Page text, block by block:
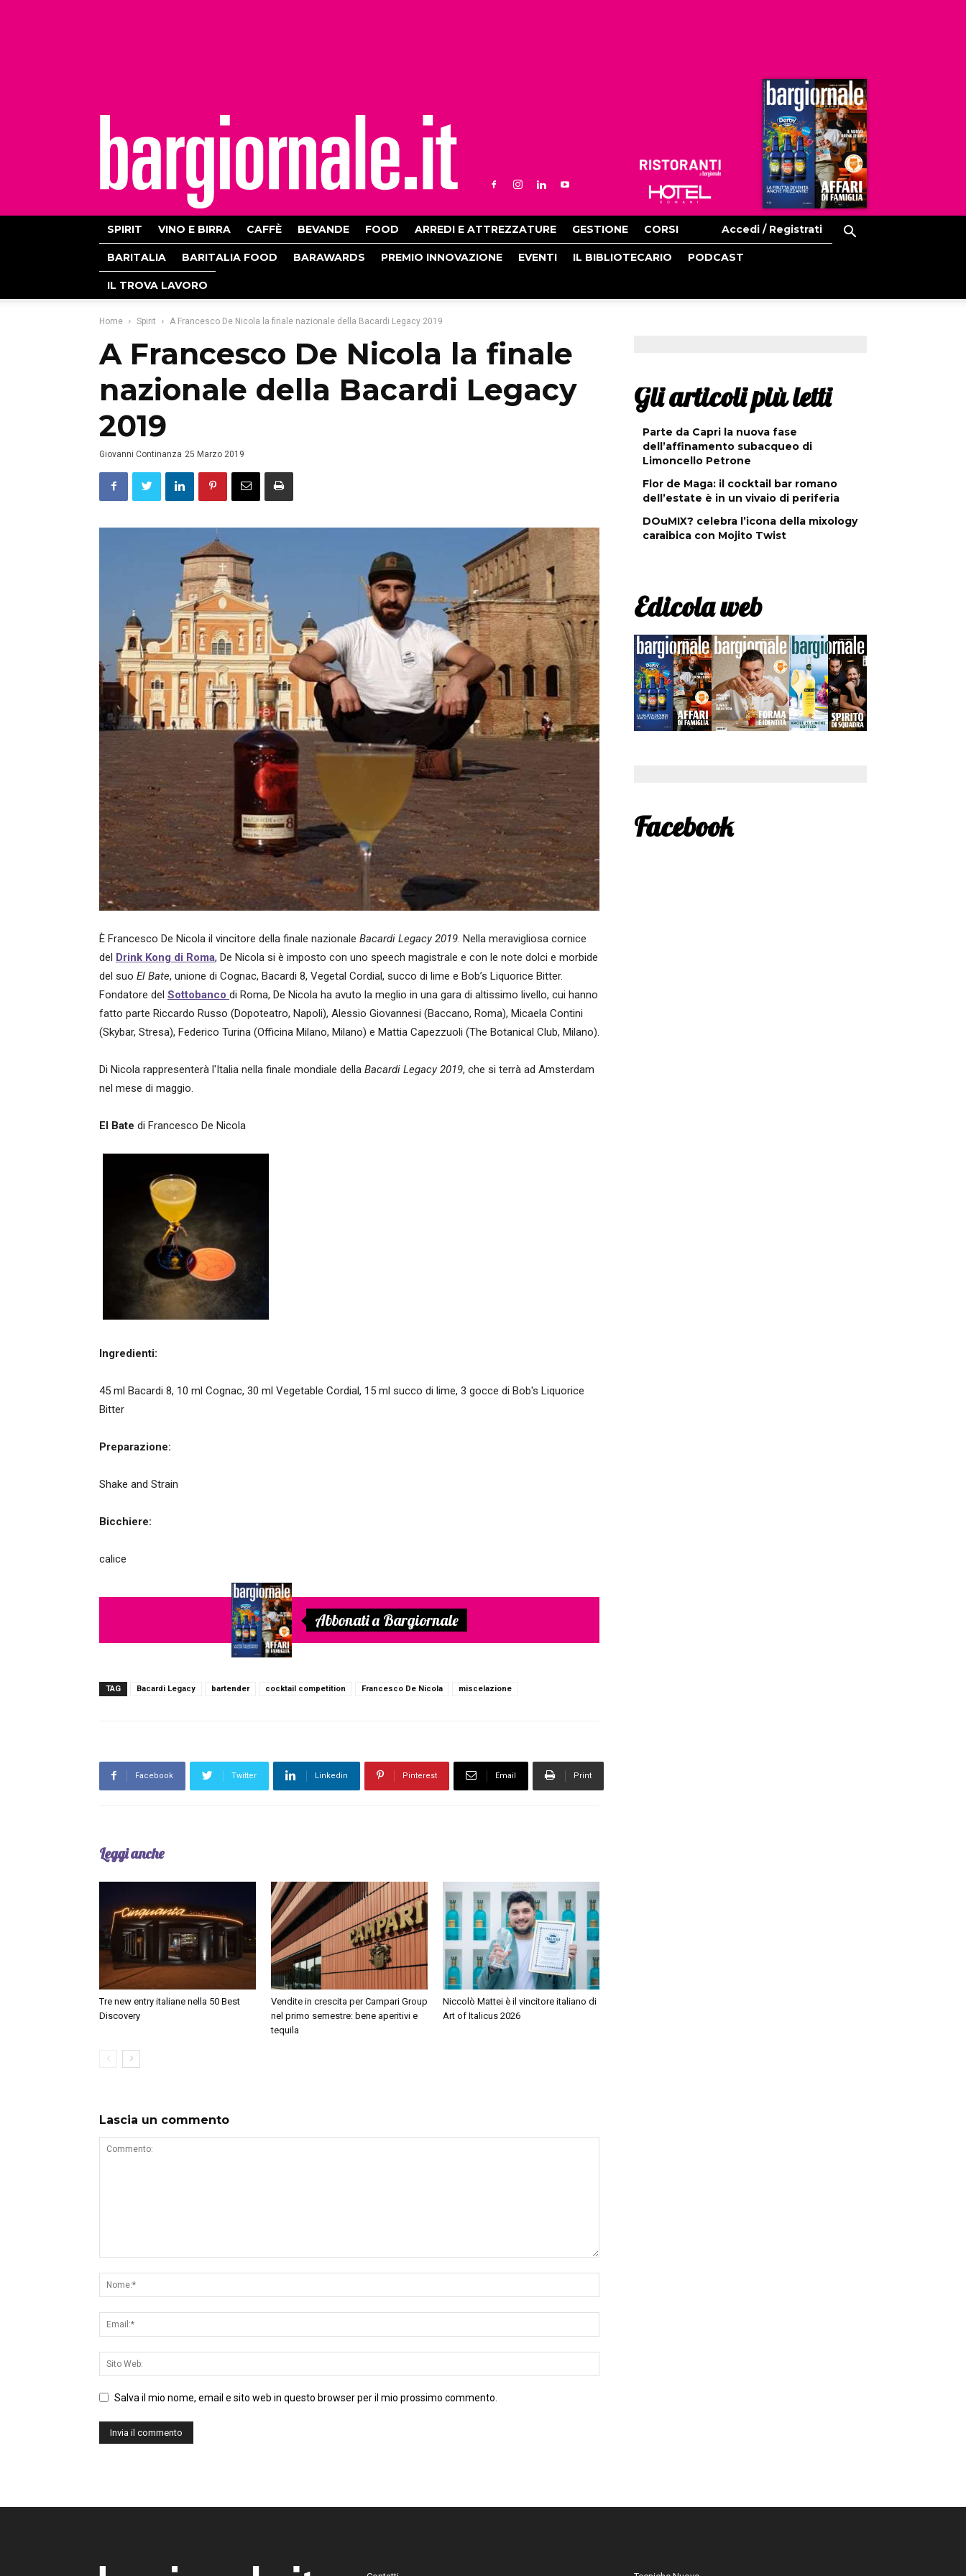
Ristoranti
Hoteldomani
SPIRIT VINO E BIRRA CAFFÈ BEVANDE FOOD ARREDI E ATTREZZATURE GESTIONE CORSI Accedi / Registrati
BARITALIA BARITALIA FOOD BARAWARDS PREMIO INNOVAZIONE EVENTI IL BIBLIOTECARIO PODCAST
IL TROVA LAVORO
Home Spirit A Francesco De Nicola la finale nazionale della Bacardi Legacy 2019
A Francesco De Nicola la finale
nazionale della Bacardi Legacy
2019
Giovanni Continanza 25 Marzo 2019
È Francesco De Nicola il vincitore della finale nazionale Bacardi Legacy 2019. Nella meravigliosa cornice
del Drink Kong di Roma, De Nicola si è imposto con uno speech magistrale e con le note dolci e morbide
del suo El Bate, unione di Cognac, Bacardi 8, Vegetal Cordial, succo di lime e Bob’s Liquorice Bitter.
Fondatore del Sottobanco di Roma, De Nicola ha avuto la meglio in una gara di altissimo livello, cui hanno
fatto parte Riccardo Russo (Dopoteatro, Napoli), Alessio Giovannesi (Baccano, Roma), Micaela Contini
(Skybar, Stresa), Federico Turina (Officina Milano, Milano) e Mattia Capezzuoli (The Botanical Club, Milano).
Di Nicola rappresenterà l'Italia nella finale mondiale della Bacardi Legacy 2019, che si terrà ad Amsterdam
nel mese di maggio.
El Bate di Francesco De Nicola
Ingredienti:
45 ml Bacardi 8, 10 ml Cognac, 30 ml Vegetable Cordial, 15 ml succo di lime, 3 gocce di Bob's Liquorice
Bitter
Preparazione:
Shake and Strain
Bicchiere:
calice
Abbonati a Bargiornale
TAG Bacardi Legacy bartender cocktail competition Francesco De Nicola miscelazione
Facebook Twitter Linkedin Pinterest Email Print
Leggi anche
Tre new entry italiane nella 50 Best
Discovery
Vendite in crescita per Campari Group
nel primo semestre: bene aperitivi e
tequila
Niccolò Mattei è il vincitore italiano di
Art of Italicus 2026
Lascia un commento
Salva il mio nome, email e sito web in questo browser per il mio prossimo commento.
Gli articoli più letti
Parte da Capri la nuova fase
dell’affinamento subacqueo di
Limoncello Petrone
Flor de Maga: il cocktail bar romano
dell’estate è in un vivaio di periferia
DOuMIX? celebra l’icona della mixology
caraibica con Mojito Twist
Edicola web
Facebook